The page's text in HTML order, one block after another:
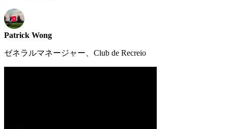
Patrick Wong
ゼネラルマネージャー、Club de Recreio